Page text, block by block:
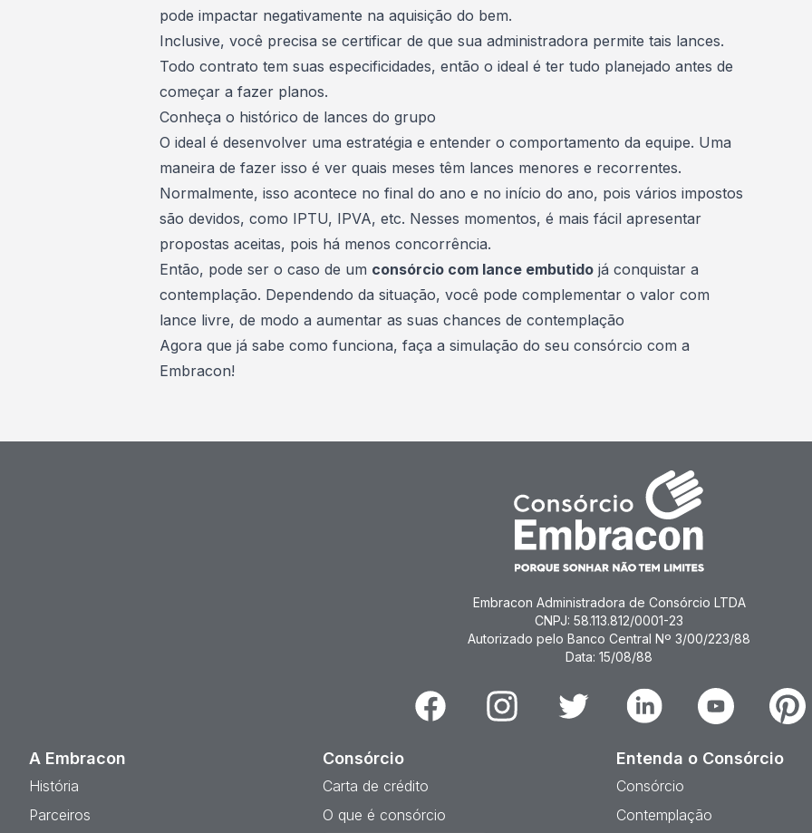
pode impactar negativamente na aquisição do bem.
Inclusive, você precisa se certificar de que sua administradora permite tais lances.
Todo contrato tem suas especificidades, então o ideal é ter tudo planejado antes de
começar a fazer planos.
Conheça o histórico de lances do grupo
O ideal é desenvolver uma estratégia e entender o comportamento da equipe. Uma
maneira de fazer isso é ver quais meses têm lances menores e recorrentes.
Normalmente, isso acontece no final do ano e no início do ano, pois vários impostos
são devidos, como IPTU, IPVA, etc. Nesses momentos, é mais fácil apresentar
propostas aceitas, pois há menos concorrência.
Então, pode ser o caso de um consórcio com lance embutido já conquistar a
contemplação. Dependendo da situação, você pode complementar o valor com
lance livre, de modo a aumentar as suas chances de contemplação
Agora que já sabe como funciona, faça a simulação do seu consórcio com a
Embracon!
Embracon Administradora de Consórcio LTDA
CNPJ: 58.113.812/0001-23
Autorizado pelo Banco Central Nº 3/00/223/88
Data: 15/08/88
Facebook Instagram Twitter Linkedin Youtube
A Embracon
História
Parceiros
Consórcio
Carta de crédito
O que é consórcio
Entenda o Consórcio
Consórcio
Contemplação